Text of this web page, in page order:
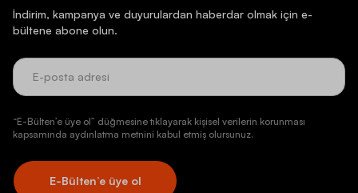
İndirim, kampanya ve duyurulardan haberdar olmak için e-
bültene abone olun.
“E-Bülten’e üye ol” düğmesine tıklayarak kişisel verilerin korunması
kapsamında aydınlatma metnini kabul etmiş olursunuz.
E-Bülten’e üye ol